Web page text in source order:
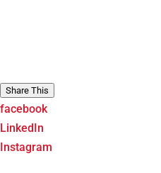
Share This
facebook
LinkedIn
Instagram